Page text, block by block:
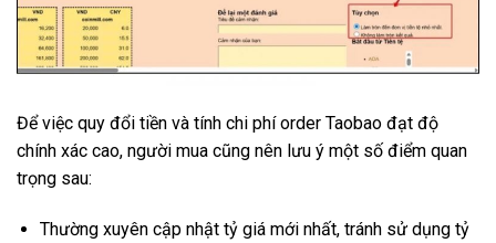
Để việc quy đổi tiền và tính chi phí order Taobao đạt độ
chính xác cao, người mua cũng nên lưu ý một số điểm quan
trọng sau:
Thường xuyên cập nhật tỷ giá mới nhất, tránh sử dụng tỷ